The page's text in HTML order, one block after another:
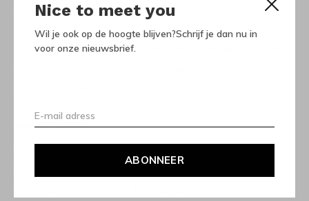
Nice to meet you
Wil je ook op de hoogte blijven?Schrijf je dan nu in
voor onze nieuwsbrief.
ABONNEER
stijlvolle tas.
De tas is extra bijzonder door alle leuke geborduurde
Specificaties
Kleur
Brown hearts
100% recycled polyester